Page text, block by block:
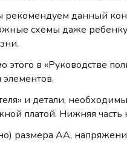
данный
схемы даже
в «Руководстве
и детали,
платой. Нижняя
размера АА,